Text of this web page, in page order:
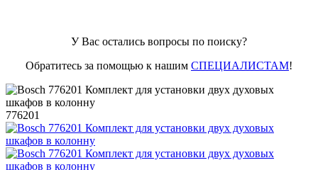
У Вас остались вопросы по поиску?
Обратитесь за помощью к нашим СПЕЦИАЛИСТАМ!
776201